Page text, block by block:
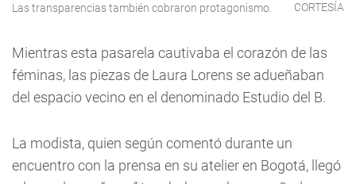
Las transparencias también cobraron protagonismo. CORTESÍA
Mientras esta pasarela cautivaba el corazón de las
féminas, las piezas de Laura Lorens se adueñaban
del espacio vecino en el denominado Estudio del B.
La modista, quien según comentó durante un
encuentro con la prensa en su atelier en Bogotá, llegó